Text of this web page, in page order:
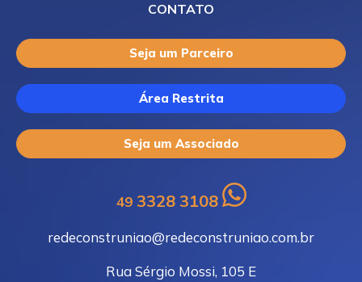
CONTATO
Seja um Parceiro
Área Restrita
Seja um Associado
49 3328 3108
redeconstruniao@redeconstruniao.com.br
Rua Sérgio Mossi, 105 E